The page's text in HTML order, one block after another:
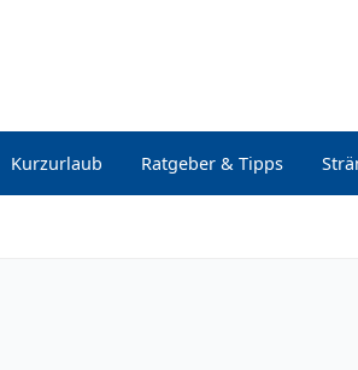
Kurzurlaub Ratgeber & Tipps